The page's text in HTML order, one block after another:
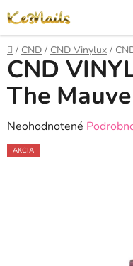
na
obsah
Domov
/ CND / CND Vinylux /
CND
The
Priemerné
hodnotenie
Neohodnotené
AKCIA